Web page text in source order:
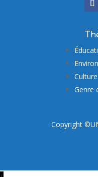
Culture
Genre
Copyright